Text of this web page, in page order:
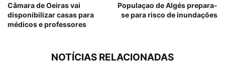
Câmara de Oeiras vai
disponibilizar casas para
médicos e professores
Populaçao de Algés prepara-
se para risco de inundações
NOTÍCIAS RELACIONADAS